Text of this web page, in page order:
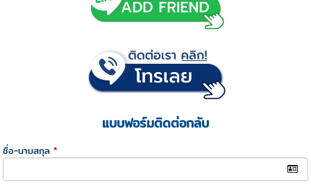
แบบฟอร์มติดต่อกลับ
ชื่อ-นามสกุล *